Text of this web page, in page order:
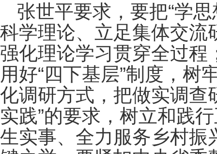
张世平要求，要把“学
科学理论、立足集体交流
强化理论学习贯穿全过
用好“四下基层”制度，树
化调研方式，把做实调查
实践”的要求，树立和践
生实事、全力服务乡村振